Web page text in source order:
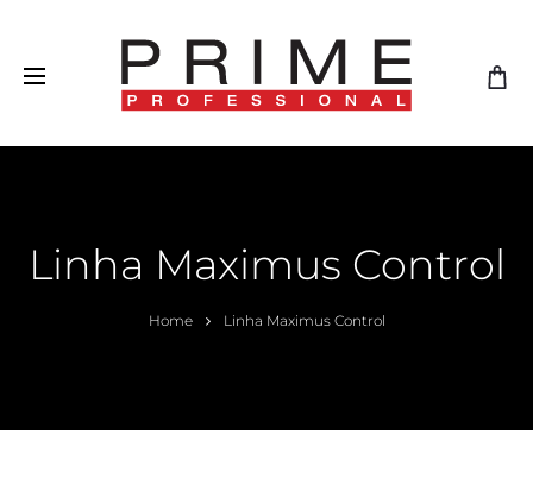
Linha Maximus Control
Home Linha Maximus Control